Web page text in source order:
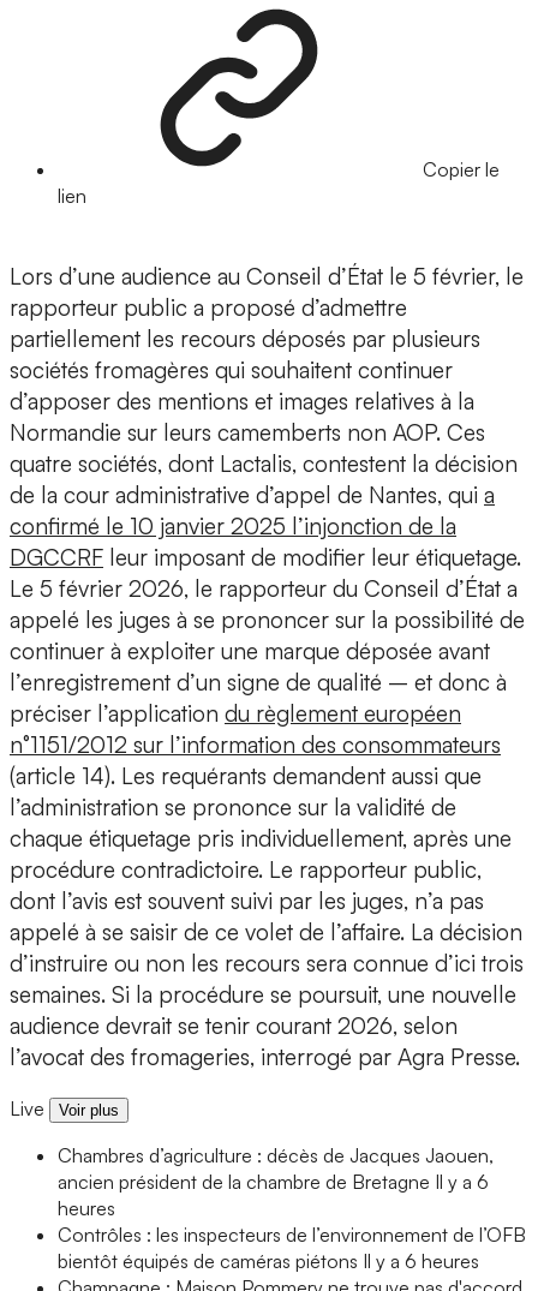
Copier le
lien
Lors d’une audience au Conseil d’État le 5 février, le
rapporteur public a proposé d’admettre
partiellement les recours déposés par plusieurs
sociétés fromagères qui souhaitent continuer
d’apposer des mentions et images relatives à la
Normandie sur leurs camemberts non AOP. Ces
quatre sociétés, dont Lactalis, contestent la décision
de la cour administrative d’appel de Nantes, qui a
confirmé le 10 janvier 2025 l’injonction de la
DGCCRF leur imposant de modifier leur étiquetage.
Le 5 février 2026, le rapporteur du Conseil d’État a
appelé les juges à se prononcer sur la possibilité de
continuer à exploiter une marque déposée avant
l’enregistrement d’un signe de qualité – et donc à
préciser l’application du règlement européen
n°1151/2012 sur l’information des consommateurs
(article 14). Les requérants demandent aussi que
l’administration se prononce sur la validité de
chaque étiquetage pris individuellement, après une
procédure contradictoire. Le rapporteur public,
dont l’avis est souvent suivi par les juges, n’a pas
appelé à se saisir de ce volet de l’affaire. La décision
d’instruire ou non les recours sera connue d’ici trois
semaines. Si la procédure se poursuit, une nouvelle
audience devrait se tenir courant 2026, selon
l’avocat des fromageries, interrogé par Agra Presse.
Live Voir plus
Chambres d’agriculture : décès de Jacques Jaouen,
ancien président de la chambre de Bretagne Il y a 6
heures
Contrôles : les inspecteurs de l’environnement de l’OFB
bientôt équipés de caméras piétons Il y a 6 heures